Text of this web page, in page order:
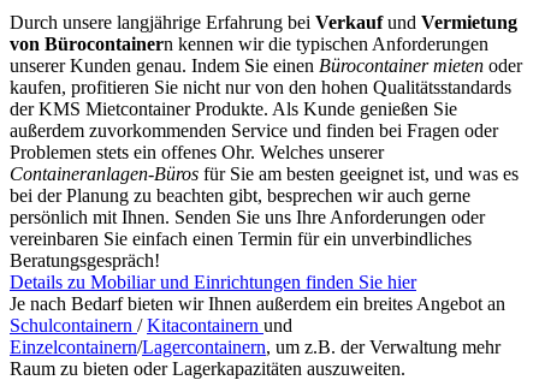
Durch unsere langjährige Erfahrung bei Verkaufund Vermietung
von Bürocontainern kennen wir die typischen Anforderungen
unserer Kunden genau. Indem Sie einen Bürocontainer mieten oder
kaufen, profitieren Sie nicht nur von den hohen Qualitätsstandards
der KMS Mietcontainer Produkte. Als Kunde genießen Sie
außerdem zuvorkommenden Service und finden bei Fragen oder
Problemen stets ein offenes Ohr. Welches unserer
Containeranlagen-Büros für Sie am besten geeignet ist, und was es
bei der Planung zu beachten gibt, besprechen wir auch gerne
persönlich mit Ihnen. Senden Sie uns Ihre Anforderungen oder
vereinbaren Sie einfach einen Termin für ein unverbindliches
Beratungsgespräch!
Details zu Mobiliar und Einrichtungen finden Sie hier
Je nach Bedarf bieten wir Ihnen außerdem ein breites Angebot an
Schulcontainern /Kitacontainern und
Einzelcontainern/Lagercontainern, um z.B. der Verwaltung mehr
Raum zu bieten oder Lagerkapazitäten auszuweiten.